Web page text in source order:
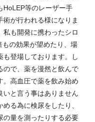
HoLEP等のレーザー手
が行われる様になりま
私も開発に携わったシロ
もの効果が望めたり、場
登場しております。し
ので、薬を漫然と飲んで
。高血圧で薬を飲み始め
いと言う事はありません
る為に検尿をしたり、
の量を測ったりする必要